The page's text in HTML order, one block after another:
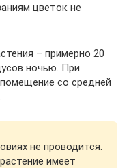
цветок не
– примерно 20
ночью. При
со средней
не проводится.
имеет